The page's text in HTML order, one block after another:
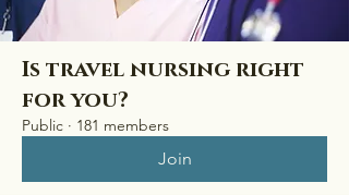
Is travel nursing right
for you?
Public · 181 members
Join